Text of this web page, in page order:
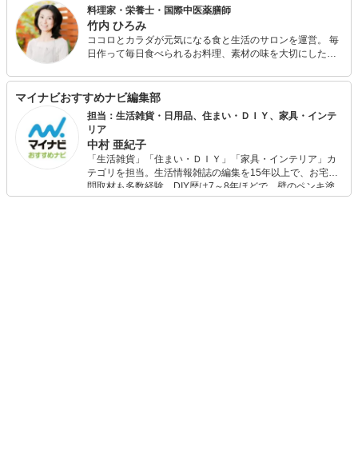
料理家・栄養士・国際中医薬膳師
竹内 ひろみ
ココロとカラダが元気になる食と生活のサロンを運営。 毎
日作って毎日食べられるお料理、素材の味を大切にしたお
ヘルシーでシンプルな食生活を提案している。 サロンにて
の料理教室の他、レシピ提案、開発、執筆、食・料理講習
会講師など食に関わる仕事全体に携わっている。 また、生
活を豊かにする生活雑貨・日用品など食と生活に関わる事
項において幅広く活動している。
マイナビおすすめナビ編集部
担当：生活雑貨・日用品、住まい・ＤＩＹ、家具・インテ
リア
中村 亜紀子
「生活雑貨」「住まい・ＤＩＹ」「家具・インテリア」カ
テゴリを担当。生活情報雑誌の編集を15年以上で、お宅訪
問取材も多数経験。DIY歴は7～8年ほどで、壁のペンキ塗
りや壁紙チェンジなどもチャレンジ済み。初心者でもモノ